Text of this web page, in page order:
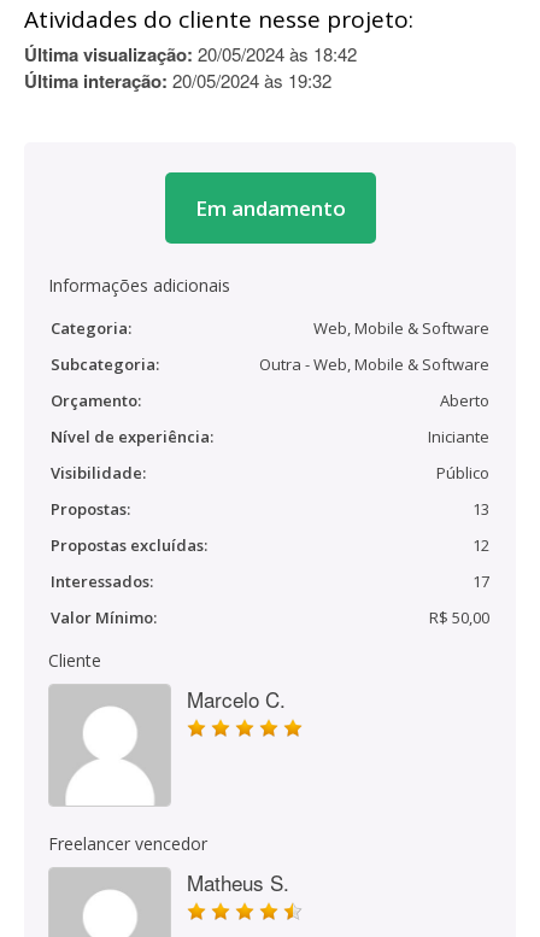
Atividades do cliente nesse projeto:
Última visualização: 20/05/2024 às 18:42
Última interação: 20/05/2024 às 19:32
Em andamento
Informações adicionais
Categoria:
Web, Mobile & Software
Subcategoria:
Outra - Web, Mobile & Software
Orçamento:
Aberto
Nível de experiência:
Iniciante
Visibilidade:
Público
Propostas:
13
Propostas excluídas:
12
Interessados:
17
Valor Mínimo:
R$ 50,00
Cliente
Marcelo C.
Freelancer vencedor
Matheus S.